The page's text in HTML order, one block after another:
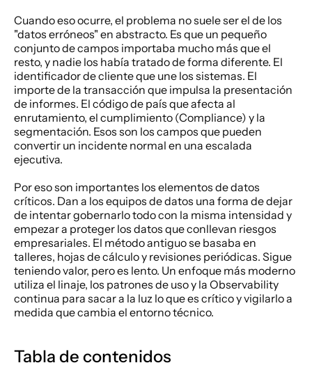
Cuando eso ocurre, el problema no suele ser el de los
"datos erróneos" en abstracto. Es que un pequeño
conjunto de campos importaba mucho más que el
resto, y nadie los había tratado de forma diferente. El
identificador de cliente que une los sistemas. El
importe de la transacción que impulsa la presentación
de informes. El código de país que afecta al
enrutamiento, el cumplimiento (Compliance) y la
segmentación. Esos son los campos que pueden
convertir un incidente normal en una escalada
ejecutiva.
Por eso son importantes los elementos de datos
críticos. Dan a los equipos de datos una forma de dejar
de intentar gobernarlo todo con la misma intensidad y
empezar a proteger los datos que conllevan riesgos
empresariales. El método antiguo se basaba en
talleres, hojas de cálculo y revisiones periódicas. Sigue
teniendo valor, pero es lento. Un enfoque más moderno
utiliza el linaje, los patrones de uso y la Observability
continua para sacar a la luz lo que es crítico y vigilarlo a
medida que cambia el entorno técnico.
Tabla de contenidos